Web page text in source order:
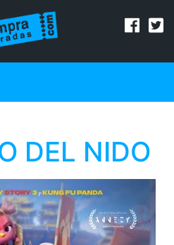
DEL NIDO